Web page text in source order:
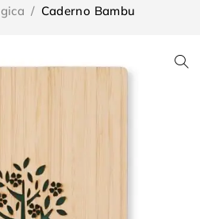
/ Caderno Bambu